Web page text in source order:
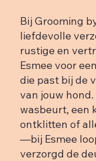
Bij Grooming
liefdevolle
rustige en
Esmee voor
die past bij de
van jouw
wasbeurt, een
ontklitten of
—bij Esmee
verzorgd de